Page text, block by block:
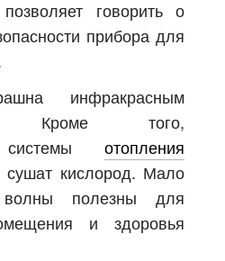
говорить о
прибора для
инфракрасным
Кроме того,
системы отопления
сушат кислород. Мало
полезны для
и здоровья